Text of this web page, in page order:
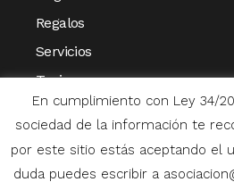
Regalos
Servicios
Turismo
Varios
En cumplimiento con Ley 34/
sociedad de la información te
por este sitio estás aceptando el
duda puedes escribir a